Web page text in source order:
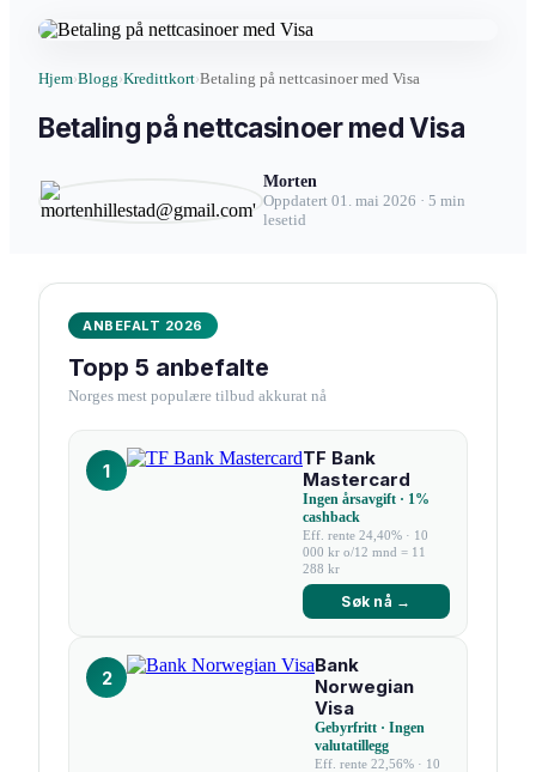
Hjem›Blogg›Kredittkort›Betaling på nettcasinoer med Visa
Betaling på nettcasinoer med Visa
Morten
Oppdatert 01. mai 2026 · 5 min
lesetid
ANBEFALT 2026
Topp 5 anbefalte
Norges mest populære tilbud akkurat nå
1
TF Bank
Mastercard
Ingen årsavgift · 1%
cashback
Eff. rente 24,40% · 10
000 kr o/12 mnd = 11
288 kr
Søk nå →
2
Bank
Norwegian
Visa
Gebyrfritt · Ingen
valutatillegg
Eff. rente 22,56% · 10